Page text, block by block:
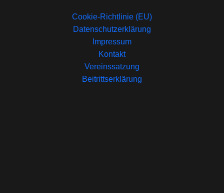
Cookie-Richtlinie (EU)
Datenschutzerklärung
Impressum
Kontakt
Vereinssatzung
Beitrittserklärung